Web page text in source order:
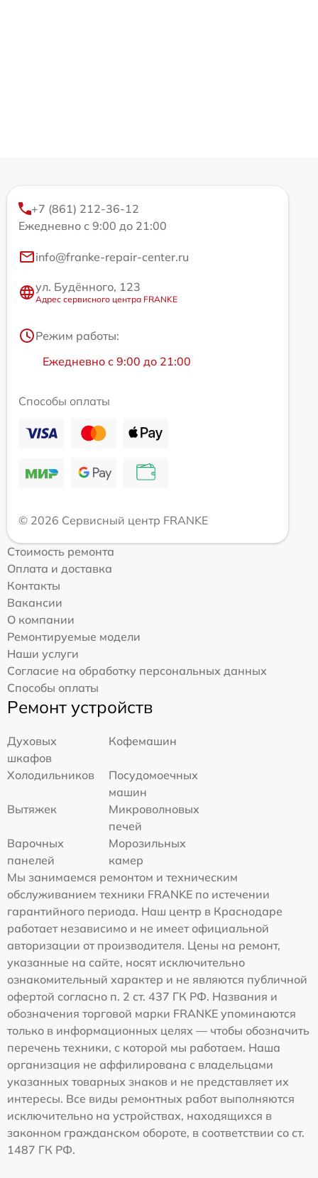
+7 (861) 212-36-12
Ежедневно с 9:00 до 21:00
info@franke-repair-center.ru
ул. Будённого, 123
Адрес сервисного центра FRANKE
Режим работы:
Ежедневно с 9:00 до 21:00
Способы оплаты
© 2026 Сервисный центр FRANKE
Стоимость ремонта
Оплата и доставка
Контакты
Вакансии
О компании
Ремонтируемые модели
Наши услуги
Согласие на обработку персональных данных
Способы оплаты
Ремонт устройств
Духовых
шкафов
Кофемашин
Холодильников
Посудомоечных
машин
Вытяжек
Микроволновых
печей
Варочных
панелей
Морозильных
камер
Мы занимаемся ремонтом и техническим
обслуживанием техники FRANKE по истечении
гарантийного периода. Наш центр в Краснодаре
работает независимо и не имеет официальной
авторизации от производителя. Цены на ремонт,
указанные на сайте, носят исключительно
ознакомительный характер и не являются публичной
офертой согласно п. 2 ст. 437 ГК РФ. Названия и
обозначения торговой марки FRANKE упоминаются
только в информационных целях — чтобы обозначить
перечень техники, с которой мы работаем. Наша
организация не аффилирована с владельцами
указанных товарных знаков и не представляет их
интересы. Все виды ремонтных работ выполняются
исключительно на устройствах, находящихся в
законном гражданском обороте, в соответствии со ст.
1487 ГК РФ.